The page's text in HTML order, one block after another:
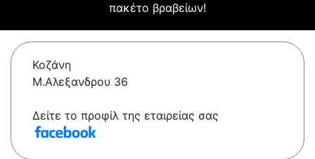
πακέτο βραβείων!
Κοζάνη
Μ.Αλεξανδρου 36
Δείτε το προφίλ της εταιρείας σας